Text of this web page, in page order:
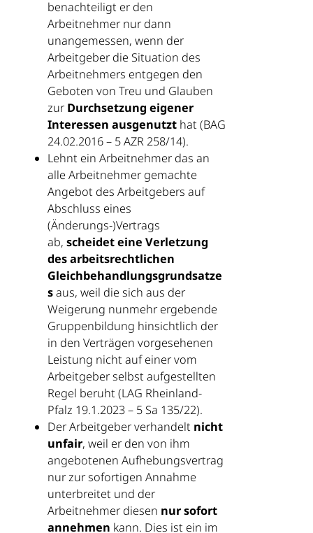
benachteiligt er den
Arbeitnehmer nur dann
unangemessen, wenn der
Arbeitgeber die Situation des
Arbeitnehmers entgegen den
Geboten von Treu und Glauben
zur Durchsetzung eigener
Interessen ausgenutzt hat (BAG
24.02.2016 – 5 AZR 258/14).
Lehnt ein Arbeitnehmer das an
alle Arbeitnehmer gemachte
Angebot des Arbeitgebers auf
Abschluss eines
(Änderungs-)Vertrags
ab, scheidet eine Verletzung
des arbeitsrechtlichen
Gleichbehandlungsgrundsatze
saus, weil die sich aus der
Weigerung nunmehr ergebende
Gruppenbildung hinsichtlich der
in den Verträgen vorgesehenen
Leistung nicht auf einer vom
Arbeitgeber selbst aufgestellten
Regel beruht (LAG Rheinland-
Pfalz 19.1.2023 – 5 Sa 135/22).
Der Arbeitgeber verhandelt nicht
unfair, weil er den von ihm
angebotenen Aufhebungsvertrag
nur zur sofortigen Annahme
unterbreitet und der
Arbeitnehmer diesen nur sofort
annehmen kann. Dies ist ein im